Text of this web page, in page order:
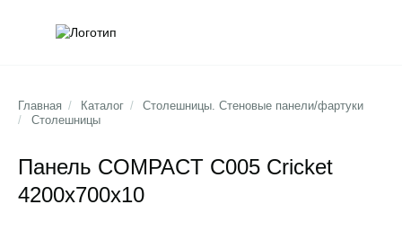
Главная / Каталог /
Столешницы. Стеновые панели/фартуки
/
Столешницы
Панель COMPACT C005 Cricket
4200x700x10